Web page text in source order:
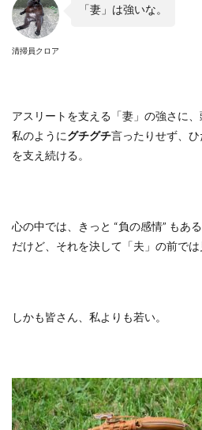
清掃員クロア
「妻」は強いな。
アスリートを支える「妻」の強さに、
私のようにグチグチ言ったりせず、ひ
を支え続ける。
心の中では、きっと “負の感情” もあ
だけど、それを決して「夫」の前では
しかも皆さん、私よりも若い。